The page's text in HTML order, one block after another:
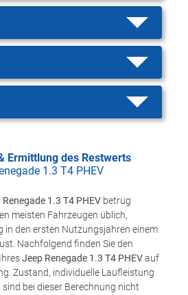
Ermittlung des Restwerts
1.3 T4 PHEV
Renegade 1.3 T4 PHEV betrug
meisten Fahrzeugen üblich,
in den ersten Nutzungsjahren einem
Nachfolgend finden Sie den
Jeep Renegade 1.3 T4 PHEVauf
Zustand, individuelle Laufleistung
bei dieser Berechnung nicht